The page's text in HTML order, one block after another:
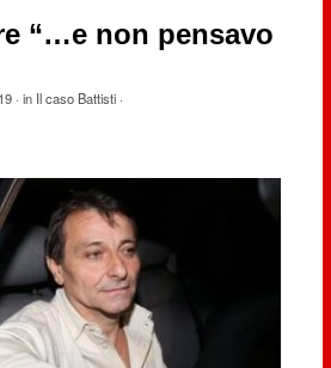
“…e non pensavo
· in Il caso Battisti·